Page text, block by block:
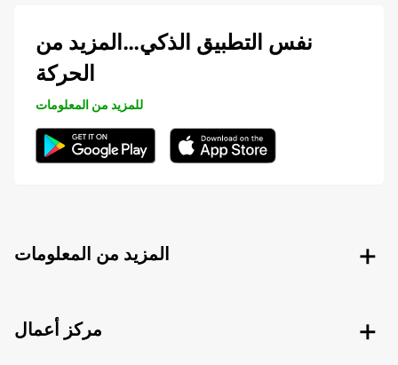
نفس التطبيق الذكي…المزيد من
الحركة
للمزيد من المعلومات
المزيد من المعلومات
مركز أعمال